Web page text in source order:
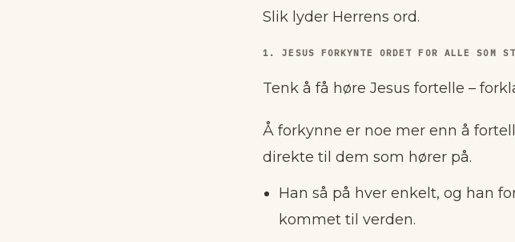
Slik lyder Herrens ord.
1. JESUS FORKYNTE ORDET FOR ALLE SOM
Tenk å få høre Jesus fortelle –
Å forkynne er noe mer enn å
direkte til dem som hører på.
Han så på hver enkelt, og han
kommet til verden.